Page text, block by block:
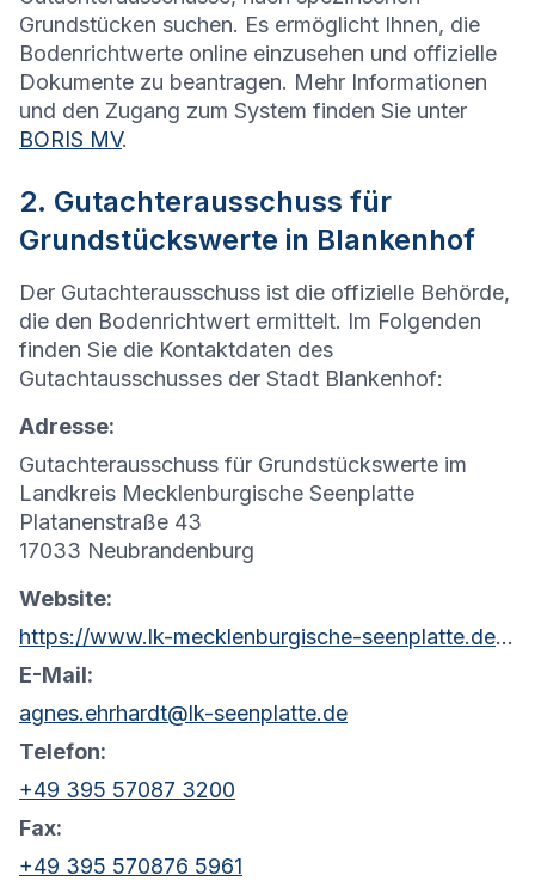
Grundstücken suchen. Es ermöglicht Ihnen, die
Bodenrichtwerte online einzusehen und offizielle
Dokumente zu beantragen. Mehr Informationen
und den Zugang zum System finden Sie unter
BORIS MV.
2. Gutachterausschuss für
Grundstückswerte in Blankenhof
Der Gutachterausschuss ist die offizielle Behörde,
die den Bodenrichtwert ermittelt. Im Folgenden
finden Sie die Kontaktdaten des
Gutachtausschusses der Stadt Blankenhof:
Adresse:
Gutachterausschuss für Grundstückswerte im
Landkreis Mecklenburgische Seenplatte
Platanenstraße 43
17033 Neubrandenburg
Website:
https://www.lk-mecklenburgische-seenplatte.de/Aktuelles/Formulare/Soziales/Gesch%C3%A4ftsstelle-des-Gutachterausschusses.php?object=tx,2761.5.1&ModID=7&FID=2037.380.1&NavID=2761.81&La=1
E-Mail:
agnes.ehrhardt@lk-seenplatte.de
Telefon:
+49 395 57087 3200
Fax:
+49 395 570876 5961